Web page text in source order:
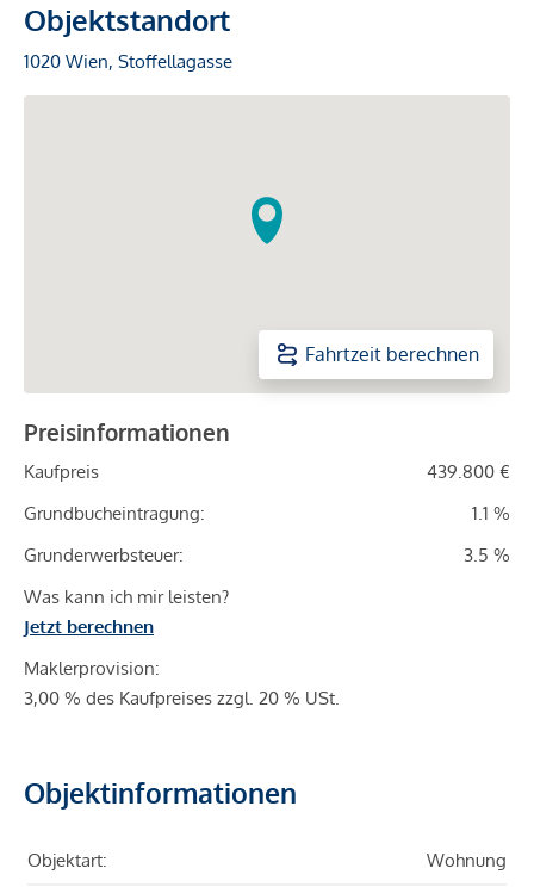
Objektstandort
1020 Wien, Stoffellagasse
Fahrtzeit berechnen
Preisinformationen
Kaufpreis
439.800 €
Grundbucheintragung:
1.1 %
Grunderwerbsteuer:
3.5 %
Was kann ich mir leisten?
Jetzt berechnen
Maklerprovision:
3,00 % des Kaufpreises zzgl. 20 % USt.
Objektinformationen
Objektart: Wohnung